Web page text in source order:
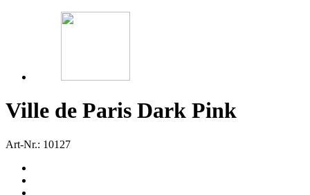
Ville de Paris Dark Pink
Art-Nr.: 10127